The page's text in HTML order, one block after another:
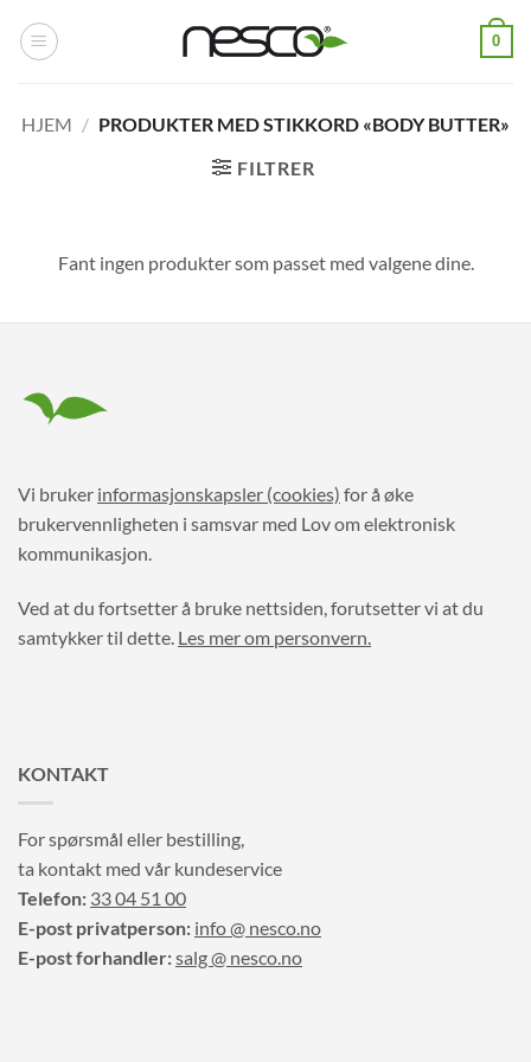
0
HJEM / PRODUKTER MED STIKKORD «BODY BUTTER»
FILTRER
Fant ingen produkter som passet med valgene dine.
Vi bruker informasjonskapsler (cookies) for å øke
brukervennligheten i samsvar med Lov om elektronisk
kommunikasjon.
Ved at du fortsetter å bruke nettsiden, forutsetter vi at du
samtykker til dette. Les mer om personvern.
KONTAKT
For spørsmål eller bestilling,
ta kontakt med vår kundeservice
Telefon: 33 04 51 00
E-post privatperson: info @ nesco.no
E-post forhandler:salg @ nesco.no